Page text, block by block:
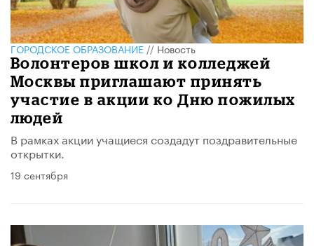
ГОРОДСКОЕ ОБРАЗОВАНИЕ//Новость
Волонтеров школ и колледжей
Москвы приглашают принять
участие в акции ко Дню пожилых
людей
В рамках акции учащиеся создадут поздравительные
открытки.
19 сентября